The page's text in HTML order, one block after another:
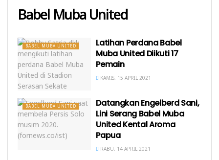
Babel Muba United
BABEL MUBA UNITED
Latihan Perdana Babel
Muba United Diikuti 17
Pemain
KAMIS, 15 APRIL 2021
BABEL MUBA UNITED
Datangkan Engelberd Sani,
Lini Serang Babel Muba
United Kental Aroma
Papua
RABU, 14 APRIL 2021